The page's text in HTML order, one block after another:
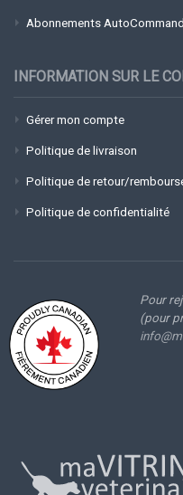
Abonnements
INFORMATION SUR LE
Gérer mon compte
Politique de livraison
Politique de retour/
Politique de confidentialité
Pour
(pour